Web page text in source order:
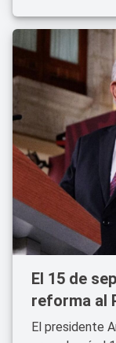
El 15 de
reforma al
El presidente